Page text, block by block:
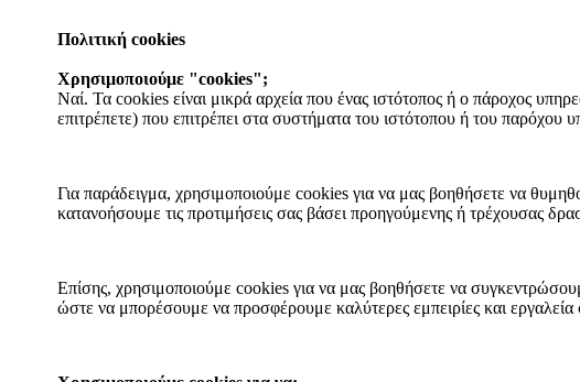
Πολιτική cookies
Χρησιμοποιούμε "cookies";
Ναί. Τα cookies είναι μικρά αρχεία που ένας ιστότοπος ή ο πάροχος
επιτρέπετε) που επιτρέπει στα συστήματα του ιστότοπου ή του
Για παράδειγμα, χρησιμοποιούμε cookies για να μας βοηθήσετε να
κατανοήσουμε τις προτιμήσεις σας βάσει προηγούμενης ή τρέχουσας
Επίσης, χρησιμοποιούμε cookies για να μας βοηθήσετε να
ώστε να μπορέσουμε να προσφέρουμε καλύτερες εμπειρίες και εργαλεία